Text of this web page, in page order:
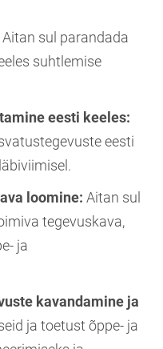
Aitan sul parandada
suhtlemise
eesti keeles:
eesti
loomine: Aitan sul
tegevuskava,
ja
kavandamine ja
ja toetust õppe- ja